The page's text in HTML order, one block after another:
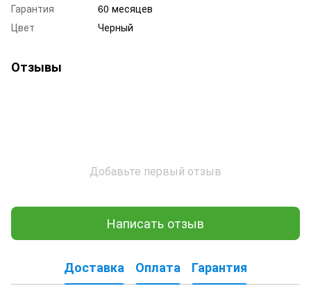
Гарантия
60 месяцев
Цвет
Черный
Отзывы
Добавьте первый отзыв
Написать отзыв
Доставка Оплата Гарантия